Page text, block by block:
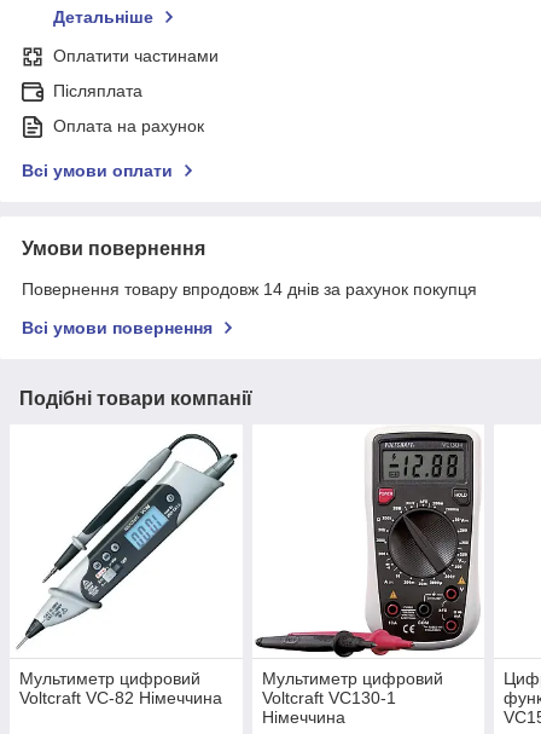
Детальніше
Оплатити частинами
Післяплата
Оплата на рахунок
Всі умови оплати
Умови повернення
Повернення товару впродовж 14 днів за рахунок покупця
Всі умови повернення
Подібні товари компанії
Мультиметр цифровий
Voltcraft VC-82 Німеччина
Мультиметр цифровий
Voltcraft VC130-1
Німеччина